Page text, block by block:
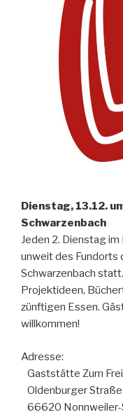
Dienstag, 13.12.
Schwarzenbach
Jeden 2. Dienstag
unweit des Fundorts
Schwarzenbach
Projektideen,
zünftigen Essen.
willkommen!
Adresse:
Gaststätte Zum
Oldenburger
66620 Nonnweiler-